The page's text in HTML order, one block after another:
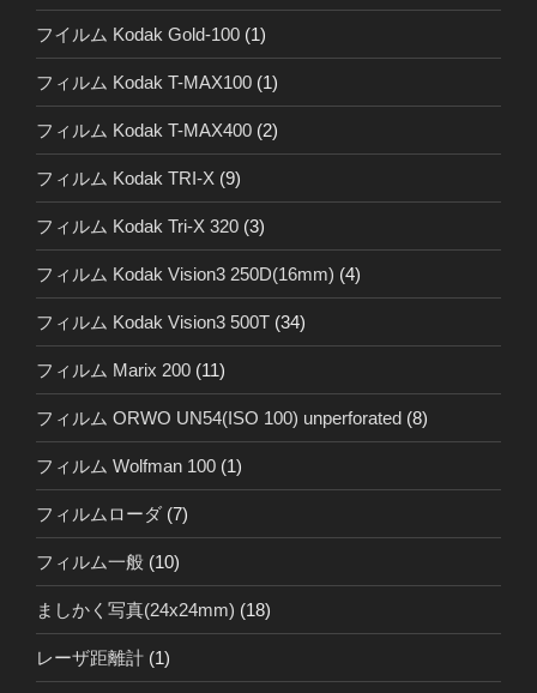
フイルム Kodak Gold-100 (1)
フィルム Kodak T-MAX100 (1)
フィルム Kodak T-MAX400 (2)
フィルム Kodak TRI-X (9)
フィルム Kodak Tri-X 320 (3)
フィルム Kodak Vision3 250D(16mm) (4)
フィルム Kodak Vision3 500T (34)
フィルム Marix 200 (11)
フィルム ORWO UN54(ISO 100) unperforated (8)
フィルム Wolfman 100 (1)
フィルムローダ (7)
フィルム一般 (10)
ましかく写真(24x24mm) (18)
レーザ距離計 (1)